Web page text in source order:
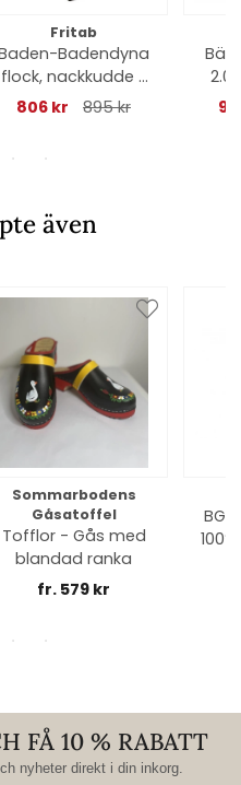
Fritab
Badendyna
flock, nackkudde -
svart
806 kr 895 kr
även
Sommarbodens
Gåsatoffel
Tofflor - Gås med
blandad ranka
fr. 579 kr
FÅ 10 % RABATT
nyheter direkt i din inkorg.